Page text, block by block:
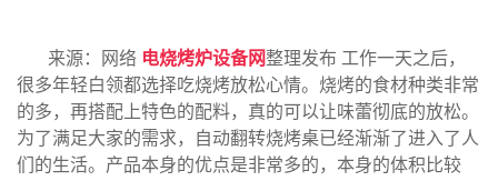
来源：网络 电烧烤炉设备网整理发布 工作一天之后，
很多年轻白领都选择吃烧烤放松心情。烧烤的食材种类非常
的多，再搭配上特色的配料，真的可以让味蕾彻底的放松。
为了满足大家的需求，自动翻转烧烤桌已经渐渐了进入了人
们的生活。产品本身的优点是非常多的，本身的体积比较